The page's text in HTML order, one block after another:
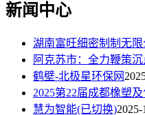
新闻中心
湖南富旺细密制制无
阿克苏市：全力鞭策
鹤壁-北极星环保网
2025第22届成都橡塑
慧为智能(已切换)2025-